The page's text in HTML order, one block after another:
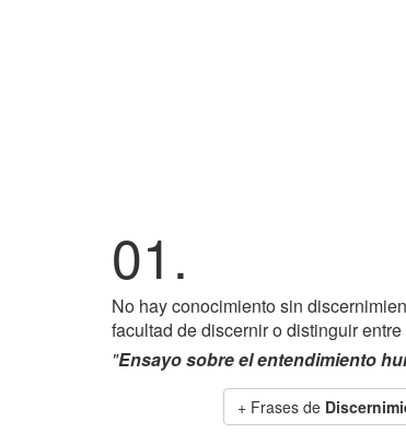
01.
No hay conocimiento sin
facultad de discernir o distinguir
"Ensayo sobre el entendimiento
+ Frases de